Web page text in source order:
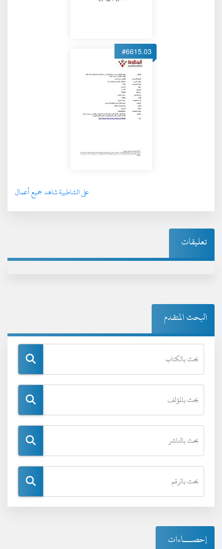
#6615.03
على الشاطبية شاهد جميع أعمال
تعليقات
البحث المتقدم
إحصـــاءات